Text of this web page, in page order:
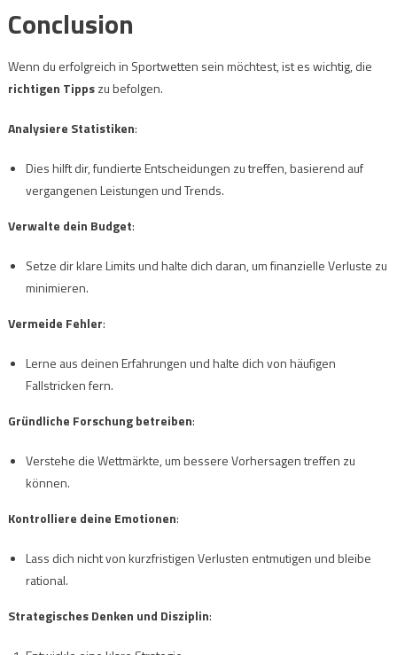
Conclusion
Wenn du erfolgreich in Sportwetten sein möchtest, ist es wichtig, die
richtigen Tippszu befolgen.
Analysiere Statistiken:
Dies hilft dir, fundierte Entscheidungen zu treffen, basierend auf
vergangenen Leistungen und Trends.
Verwalte dein Budget:
Setze dir klare Limits und halte dich daran, um finanzielle Verluste zu
minimieren.
Vermeide Fehler:
Lerne aus deinen Erfahrungen und halte dich von häufigen
Fallstricken fern.
Gründliche Forschung betreiben:
Verstehe die Wettmärkte, um bessere Vorhersagen treffen zu
können.
Kontrolliere deine Emotionen:
Lass dich nicht von kurzfristigen Verlusten entmutigen und bleibe
rational.
Strategisches Denken und Disziplin: